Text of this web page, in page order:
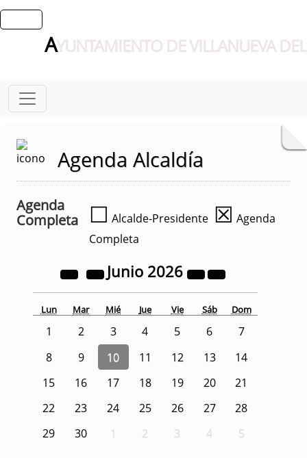
AYUNTAMIENTO DE VILLANUEVA
Agenda Alcaldía
Agenda
Completa
☐ Alcalde-Presidente ☒ Agenda
Completa
Junio 2026
Lun Mar Mié Jue Vie Sáb Dom
1 2 3 4 5 6
7
8
9 10 11 12 13
14
15
16 17 18 19 20
21
22
23 24 25 26 27
28
29
30 1 2 3 4 5